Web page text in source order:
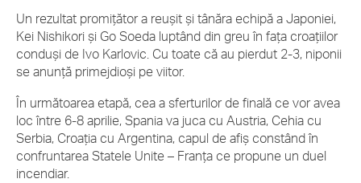
Un rezultat promițător a reușit și tânăra echipă a Japoniei,
Kei Nishikori și Go Soeda luptând din greu în fața croațiilor
conduși de Ivo Karlovic. Cu toate că au pierdut 2-3, niponii
se anunță primejdioşi pe viitor.
În următoarea etapă, cea a sferturilor de finală ce vor avea
loc între 6-8 aprilie, Spania va juca cu Austria, Cehia cu
Serbia, Croația cu Argentina, capul de afiș constând în
confruntarea Statele Unite – Franța ce propune un duel
incendiar.